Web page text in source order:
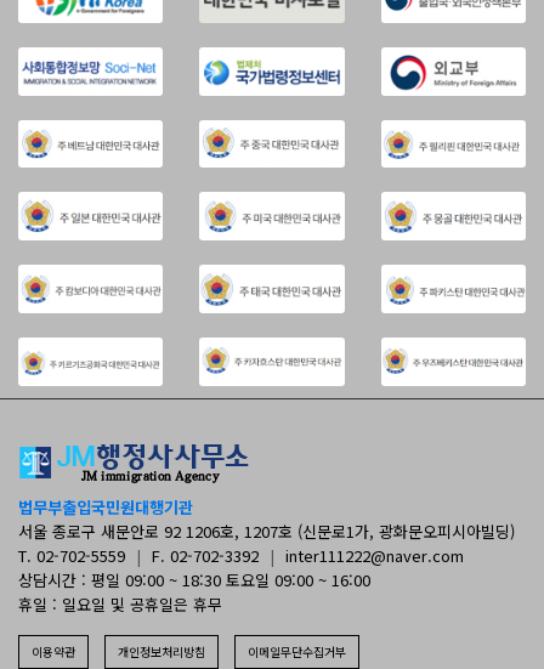
법무부출입국민원대행기관
서울 종로구 새문안로 92 1206호, 1207호 (신문로1가, 광화문오피시아빌딩)
T. 02-702-5559 | F. 02-702-3392 | inter111222@naver.com
상담시간 : 평일 09:00 ~ 18:30 토요일 09:00 ~ 16:00
휴일 : 일요일 및 공휴일은 휴무
이용약관 개인정보처리방침 이메일무단수집거부